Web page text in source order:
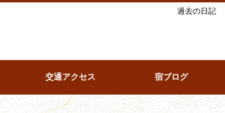
過去の日記
交通アクセス 宿ブログ